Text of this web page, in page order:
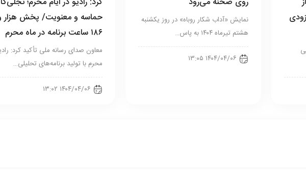
نمایش «آداب شکار روباه» در روز یکشنبه
هشتم تیرماه ۱۴۰۴ به پاس…
۱۴۰۴/۰۴/۰۶ ۱۳:۰۵
حماسه و معنویت/ پخش هزار
۱۸۶ ساعت برنامه در ماه محرم
معاون صدای رسانه ملی تأکید کرد:
محرم با تولید برنامه‌های تحلیلی…
۱۴۰۴/۰۴/۰۶ ۱۳:۰۲